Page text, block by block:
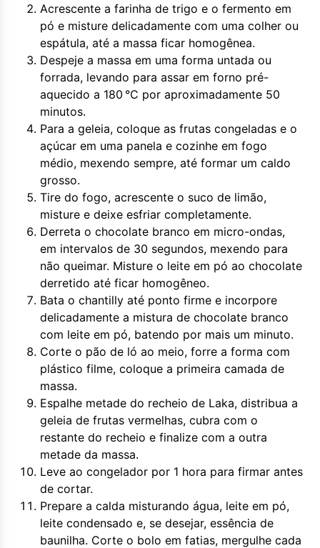
Acrescente a farinha de trigo e o fermento em
pó e misture delicadamente com uma colher ou
espátula, até a massa ficar homogênea.
Despeje a massa em uma forma untada ou
forrada, levando para assar em forno pré-
aquecido a 180 °C por aproximadamente 50
minutos.
Para a geleia, coloque as frutas congeladas e o
açúcar em uma panela e cozinhe em fogo
médio, mexendo sempre, até formar um caldo
grosso.
Tire do fogo, acrescente o suco de limão,
misture e deixe esfriar completamente.
Derreta o chocolate branco em micro-ondas,
em intervalos de 30 segundos, mexendo para
não queimar. Misture o leite em pó ao chocolate
derretido até ficar homogêneo.
Bata o chantilly até ponto firme e incorpore
delicadamente a mistura de chocolate branco
com leite em pó, batendo por mais um minuto.
Corte o pão de ló ao meio, forre a forma com
plástico filme, coloque a primeira camada de
massa.
Espalhe metade do recheio de Laka, distribua a
geleia de frutas vermelhas, cubra com o
restante do recheio e finalize com a outra
metade da massa.
Leve ao congelador por 1 hora para firmar antes
de cortar.
Prepare a calda misturando água, leite em pó,
leite condensado e, se desejar, essência de
baunilha. Corte o bolo em fatias, mergulhe cada